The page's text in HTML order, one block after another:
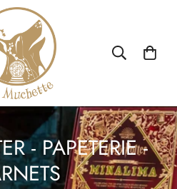
- PAPETERIE -